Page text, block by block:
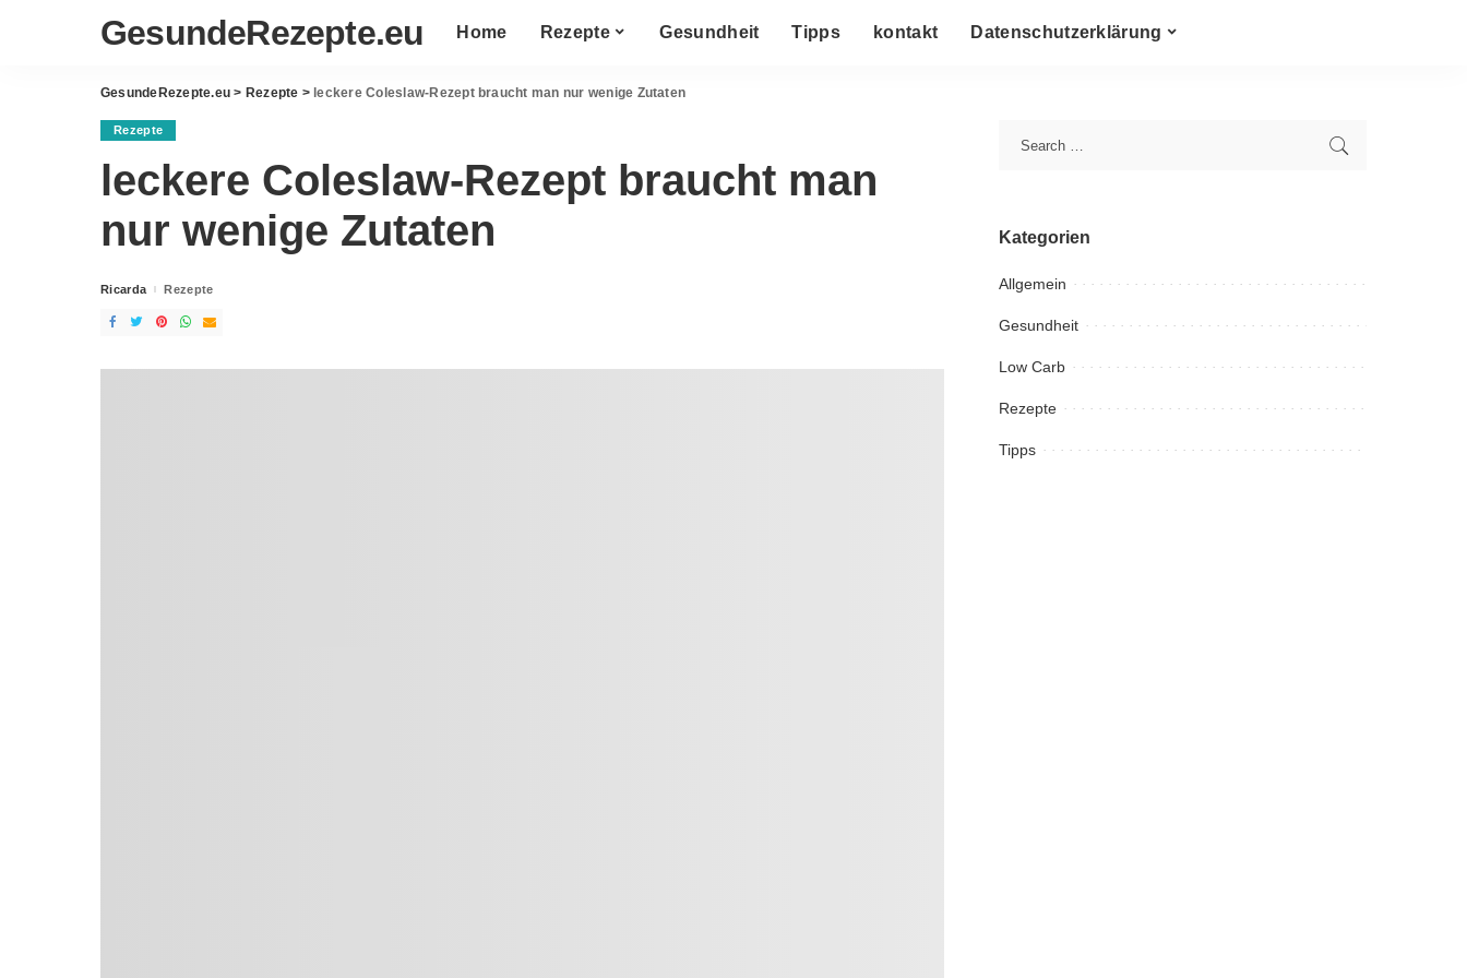
GesundeRezepte.eu Home Rezepte Gesundheit Tipps kontakt Datenschutzerklärung
GesundeRezepte.eu > Rezepte > leckere Coleslaw-Rezept braucht man nur wenige Zutaten
Rezepte
leckere Coleslaw-Rezept braucht man
nur wenige Zutaten
Posted
Ricarda Rezepte
Kategorien
Allgemein
Gesundheit
Low Carb
Rezepte
Tipps